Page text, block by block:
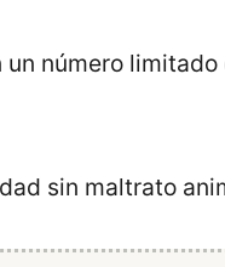
un número
sin maltrato